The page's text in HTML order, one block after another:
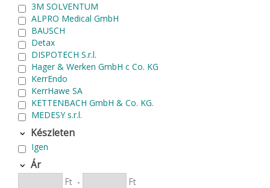
3M SOLVENTUM
ALPRO Medical GmbH
BAUSCH
Detax
DISPOTECH S.r.l.
Hager & Werken GmbH c Co. KG
KerrEndo
KerrHawe SA
KETTENBACH GmbH & Co. KG.
MEDESY s.r.l.
MEDICOM Helthcare B.V.
NSK
P.P.H CERKAMED
Pentron SpofaDental a.s.
PHILIPS
Készleten
Igen
Ár
Ft - Ft